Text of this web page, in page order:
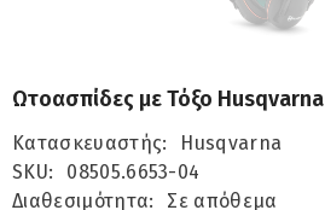
Ωτοασπίδες με Τόξο Husqvarna
Κατασκευαστής:
Husqvarna
SKU:
08505.6653-04
Διαθεσιμότητα:
Σε απόθεμα